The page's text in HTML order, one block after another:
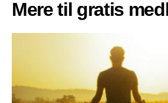
Mere til gratis